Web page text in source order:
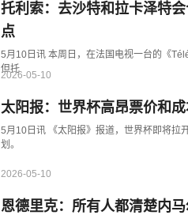
托利索：去沙特和拉卡泽特
点
5月10日讯 本周日，在法国电视一台的《
但托
2026-05-10
太阳报：世界杯高昂票价和
5月10日讯 《太阳报》报道，世界杯即将拉
划。
2026-05-10
恩德里克：所有人都清楚内